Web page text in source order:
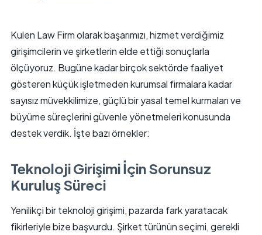
Kulen Law Firm olarak başarımızı, hizmet verdiğimiz
girişimcilerin ve şirketlerin elde ettiği sonuçlarla
ölçüyoruz. Bugüne kadar birçok sektörde faaliyet
gösteren küçük işletmeden kurumsal firmalara kadar
sayısız müvekkilimize, güçlü bir yasal temel kurmaları ve
büyüme süreçlerini güvenle yönetmeleri konusunda
destek verdik. İşte bazı örnekler:
Teknoloji Girişimi İçin Sorunsuz
Kuruluş Süreci
Yenilikçi bir teknoloji girişimi, pazarda fark yaratacak
fikirleriyle bize başvurdu. Şirket türünün seçimi, gerekli